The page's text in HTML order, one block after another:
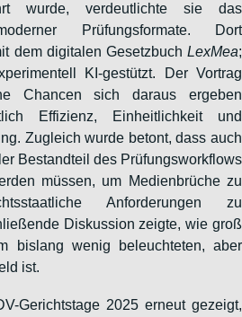
wurde, verdeutlichte sie das
Prüfungsformate. Dort
dem digitalen Gesetzbuch LexMea;
KI-gestützt. Der Vortrag
Chancen sich daraus ergeben
Effizienz, Einheitlichkeit und
Zugleich wurde betont, dass auch
Bestandteil des Prüfungsworkflows
müssen, um Medienbrüche zu
Anforderungen zu
Diskussion zeigte, wie groß
bislang wenig beleuchteten, aber
ist.
Gerichtstage 2025 erneut gezeigt,